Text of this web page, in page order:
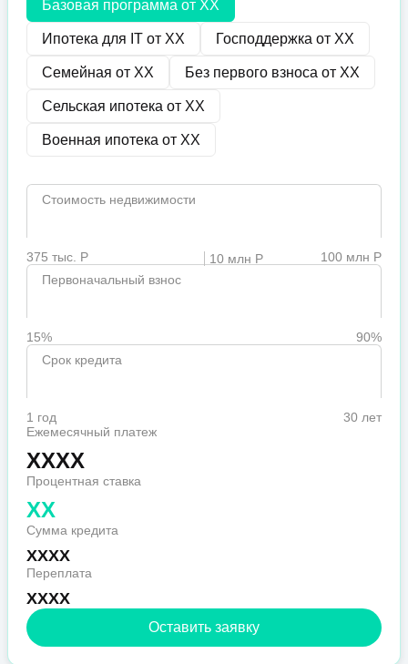
Базовая программа от XX
Ипотека для IT от XX Господдержка от XX
Семейная от XX Без первого взноса от XX
Сельская ипотека от XX
Военная ипотека от XX
Стоимость недвижимости
375 тыс. Р 10 млн Р
100 млн Р
Первоначальный взнос
15%
90%
Срок кредита
1 год
30 лет
Ежемесячный платеж
XXXX
Процентная ставка
XX
Сумма кредита
XXXX
Переплата
XXXX
Оставить заявку